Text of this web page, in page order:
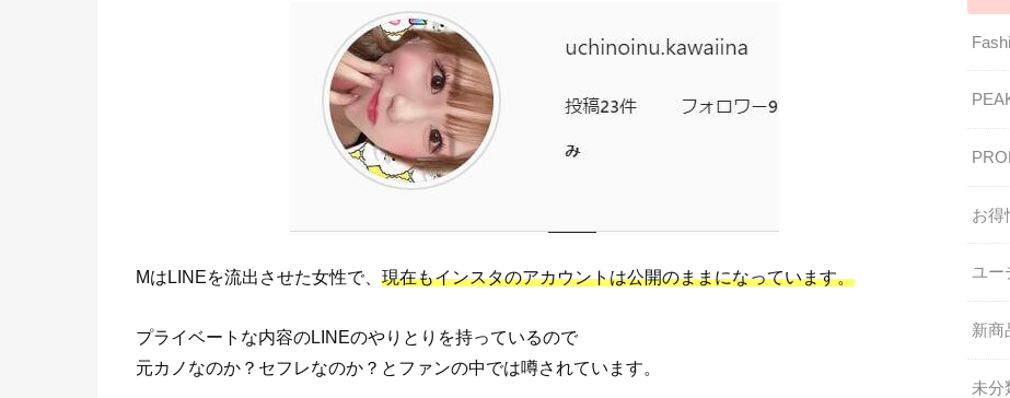
MはLINEを流出させた女性で、 現在もインスタのアカウントは公開のままになっています。
プライベートな内容のLINEのやりとりを持っているので
元カノなのか？セフレなのか？とファンの中では噂されています。
お得
ユー
新商
未分